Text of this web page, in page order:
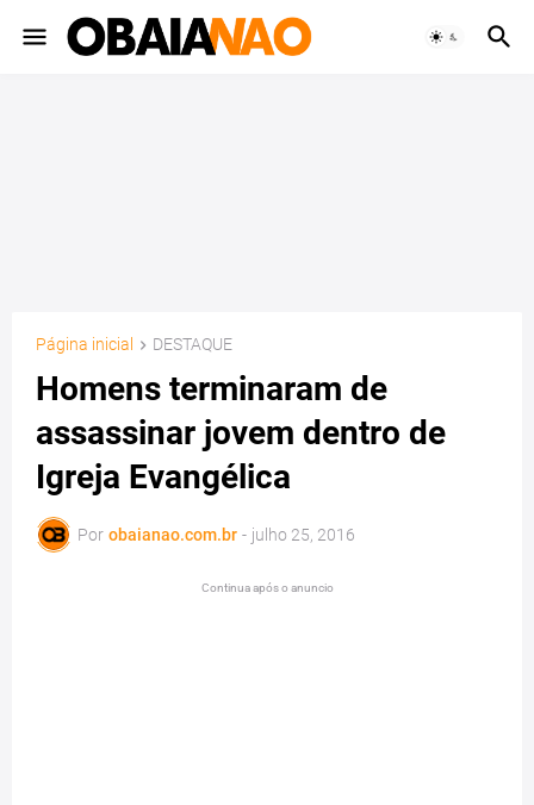
Página inicial DESTAQUE
Homens terminaram de
assassinar jovem dentro de
Igreja Evangélica
Por obaianao.com.br - julho 25, 2016
Continua após o anuncio